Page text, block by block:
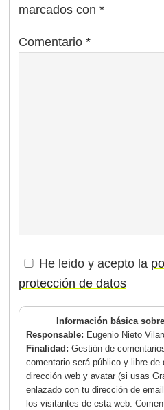
marcados con*
Comentario*
He leido y acepto la
protección de datos
Información básica
Responsable: Eugenio Nieto
Finalidad:Gestión de
comentario será público y libre de
dirección web y avatar (si usas
enlazado con tu dirección de
los visitantes de esta web.